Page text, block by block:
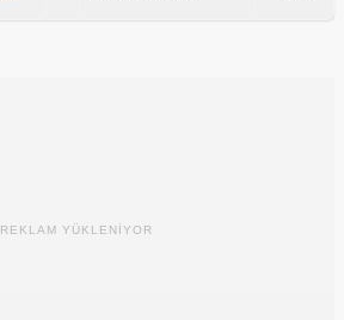
REKLAM YÜKLENİYOR